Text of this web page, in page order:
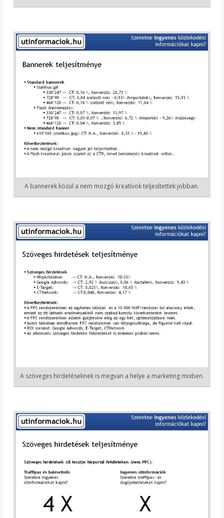
A bannerek közül a nem mozgó kreatívok teljesítettek jobban.
A szöveges hirdetéseknek is megvan a helye a marketing mixben.